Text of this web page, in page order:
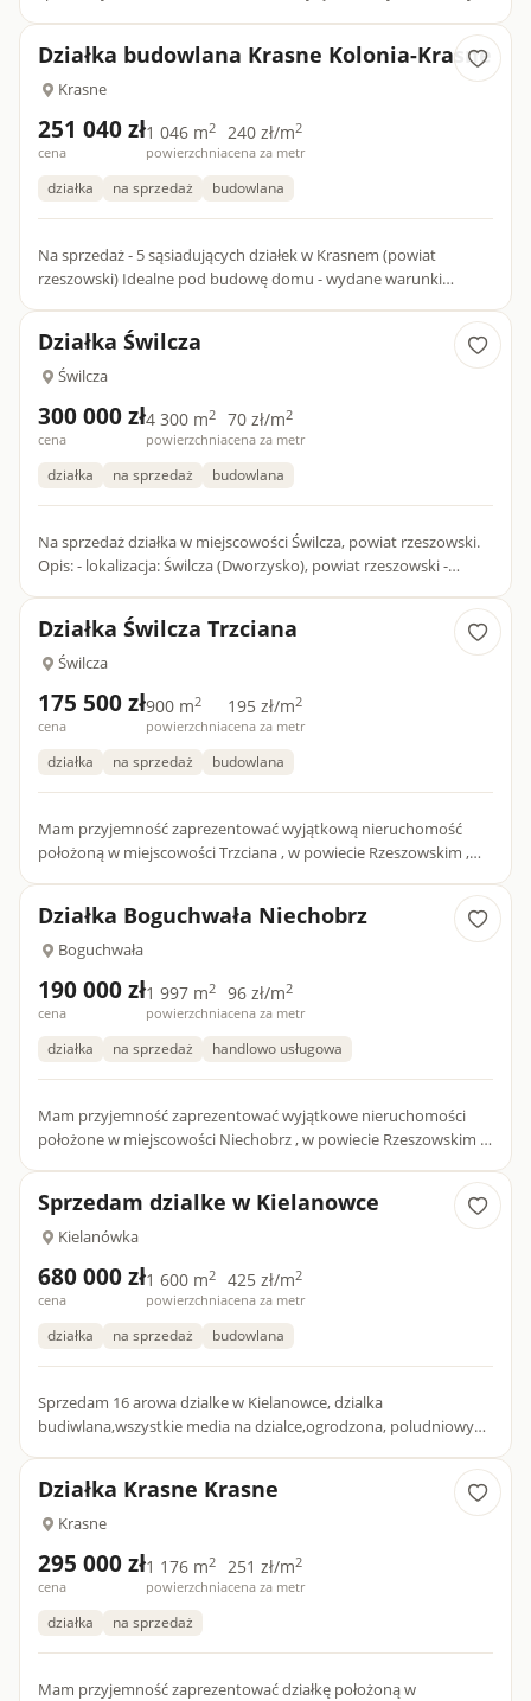
Działka budowlana Krasne Kolonia-Krasne
Krasne
251 040 zł
cena
1 046 m2
powierzchnia
240 zł/m2
cena za metr
działka na sprzedaż budowlana
Na sprzedaż - 5 sąsiadujących działek w Krasnem (powiat
rzeszowski) Idealne pod budowę domu - wydane warunki
jednorodzinne...
Działka Świlcza
Świlcza
300 000 zł
cena
4 300 m2
powierzchnia
70 zł/m2
cena za metr
działka na sprzedaż budowlana
Na sprzedaż działka w miejscowości Świlcza, powiat rzeszowski.
Opis: - lokalizacja: Świlcza (Dworzysko), powiat rzeszowski -
Działka Świlcza Trzciana
Świlcza
175 500 zł
cena
900 m2
powierzchnia
195 zł/m2
cena za metr
działka na sprzedaż budowlana
Mam przyjemność zaprezentować wyjątkową nieruchomość
położoną w miejscowości Trzciana , w powiecie Rzeszowskim ,
Działka Boguchwała Niechobrz
Boguchwała
190 000 zł
cena
1 997 m2
powierzchnia
96 zł/m2
cena za metr
działka na sprzedaż handlowo usługowa
Mam przyjemność zaprezentować wyjątkowe nieruchomości
położone w miejscowości Niechobrz , w powiecie Rzeszowskim ,
Sprzedam dzialke w Kielanowce
Kielanówka
680 000 zł
cena
1 600 m2
powierzchnia
425 zł/m2
cena za metr
działka na sprzedaż budowlana
Sprzedam 16 arowa dzialke w Kielanowce, dzialka
budiwlana,wszystkie media na dzialce,ogrodzona, poludniowy
Działka Krasne Krasne
Krasne
295 000 zł
cena
1 176 m2
powierzchnia
251 zł/m2
cena za metr
działka na sprzedaż
Mam przyjemność zaprezentować działkę położoną w